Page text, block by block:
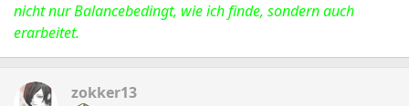
nicht nur Balancebedingt, wie ich finde, sondern auch
erarbeitet.
zokker13